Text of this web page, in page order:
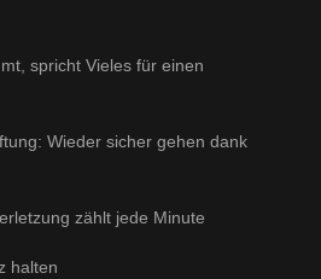
spricht Vieles für einen
Wieder sicher gehen dank
zählt jede Minute
halten